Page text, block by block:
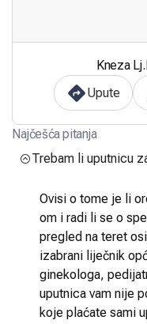
Kneza
Upute
Najčešća pitanja
Trebam li uputnicu
Ovisi o tome je li
om i radi li se o
pregled na teret
izabrani liječnik
ginekologa,
uputnica vam nije
koje plaćate sami